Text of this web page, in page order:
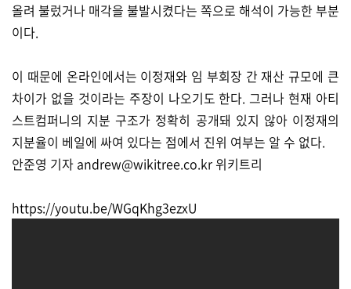
올려 불렀거나 매각을 불발시켰다는 쪽으로 해석이 가능한 부분
이다.
이 때문에 온라인에서는 이정재와 임 부회장 간 재산 규모에 큰
차이가 없을 것이라는 주장이 나오기도 한다. 그러나 현재 아티
스트컴퍼니의 지분 구조가 정확히 공개돼 있지 않아 이정재의
지분율이 베일에 싸여 있다는 점에서 진위 여부는 알 수 없다.
안준영 기자 andrew@wikitree.co.kr 위키트리
https://youtu.be/WGqKhg3ezxU